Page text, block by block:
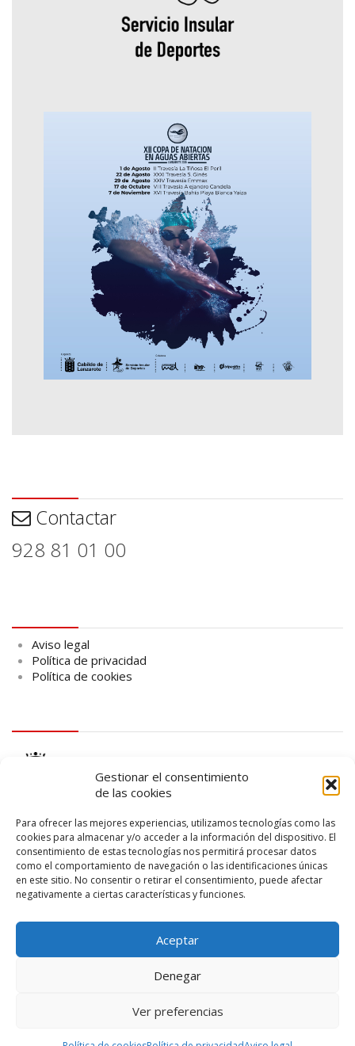
Gestionar el consentimiento
de las cookies
Para ofrecer las mejores experiencias, utilizamos tecnologías como las
cookies para almacenar y/o acceder a la información del dispositivo. El
consentimiento de estas tecnologías nos permitirá procesar datos
como el comportamiento de navegación o las identificaciones únicas
en este sitio. No consentir o retirar el consentimiento, puede afectar
negativamente a ciertas características y funciones.
Aceptar
Denegar
Ver preferencias
Contactar
928 81 01 00
Aviso legal
Política de privacidad
Política de cookies
logo SID